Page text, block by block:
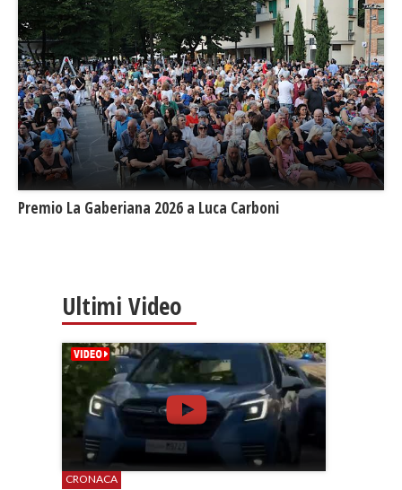
Premio La Gaberiana 2026 a Luca Carboni
Ultimi Video
CRONACA